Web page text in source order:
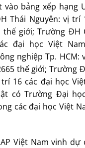
bảng xếp hạng
Thái Nguyên: vị trí
thế giới; Trường ĐH
đại học Việt
nghiệp Tp. HCM:
thế giới; Trường
16 các đại học
có Trường Đại
các đại học Việt
Việt Nam vinh